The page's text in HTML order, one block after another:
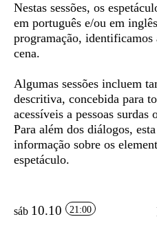
Nestas sessões, os
em português e/ou em inglês
programação,
cena.
Algumas sessões incluem
descritiva, concebida para
acessíveis a pessoas
Para além dos diálogos,
informação sobre os
espetáculo.
sáb 10.10 21:00